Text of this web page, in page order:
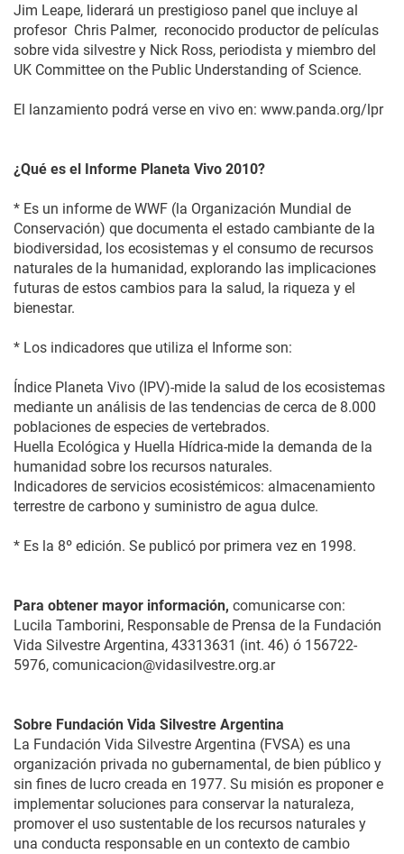
Jim Leape, liderará un prestigioso panel que incluye al
profesor Chris Palmer, reconocido productor de películas
sobre vida silvestre y Nick Ross, periodista y miembro del
UK Committee on the Public Understanding of Science.
El lanzamiento podrá verse en vivo en: www.panda.org/lpr
¿Qué es el Informe Planeta Vivo 2010?
* Es un informe de WWF (la Organización Mundial de
Conservación) que documenta el estado cambiante de la
biodiversidad, los ecosistemas y el consumo de recursos
naturales de la humanidad, explorando las implicaciones
futuras de estos cambios para la salud, la riqueza y el
bienestar.
* Los indicadores que utiliza el Informe son:
Índice Planeta Vivo (IPV)-mide la salud de los ecosistemas
mediante un análisis de las tendencias de cerca de 8.000
poblaciones de especies de vertebrados.
Huella Ecológica y Huella Hídrica-mide la demanda de la
humanidad sobre los recursos naturales.
Indicadores de servicios ecosistémicos: almacenamiento
terrestre de carbono y suministro de agua dulce.
* Es la 8º edición. Se publicó por primera vez en 1998.
Para obtener mayor información, comunicarse con:
Lucila Tamborini, Responsable de Prensa de la Fundación
Vida Silvestre Argentina, 43313631 (int. 46) ó 156722-
5976, comunicacion@vidasilvestre.org.ar
Sobre Fundación Vida Silvestre Argentina
La Fundación Vida Silvestre Argentina (FVSA) es una
organización privada no gubernamental, de bien público y
sin fines de lucro creada en 1977. Su misión es proponer e
implementar soluciones para conservar la naturaleza,
promover el uso sustentable de los recursos naturales y
una conducta responsable en un contexto de cambio